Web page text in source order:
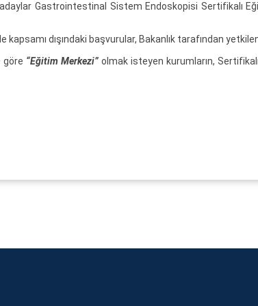
Gastrointestinal Sistem Endoskopisi Sertifikalı
kapsamı dışındaki başvurular, Bakanlık tarafından
göre “Eğitim Merkezi” olmak isteyen kurumların,